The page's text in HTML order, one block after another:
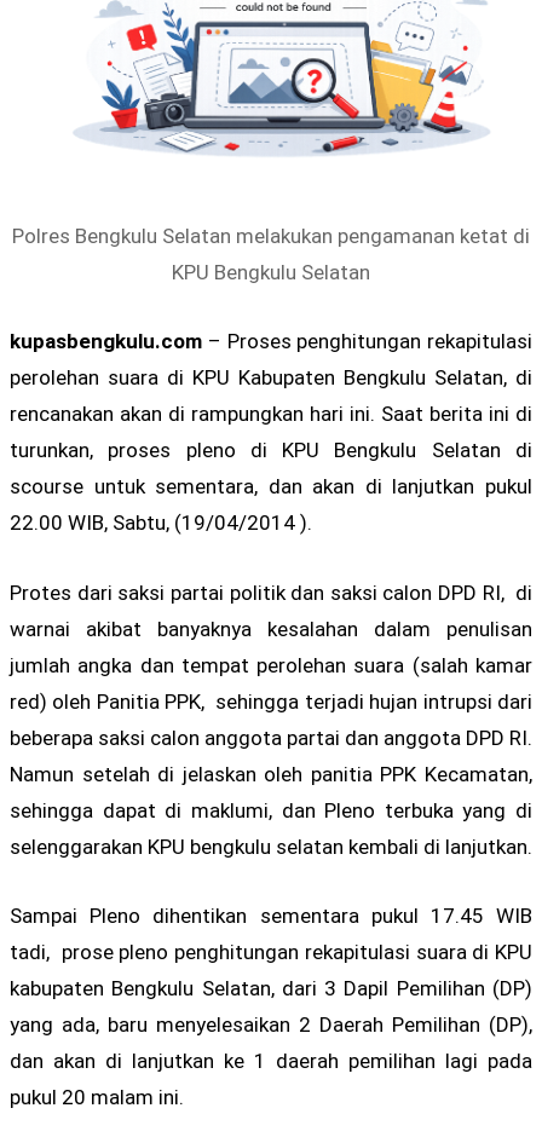
Polres Bengkulu Selatan melakukan pengamanan ketat di
KPU Bengkulu Selatan
kupasbengkulu.com – Proses penghitungan rekapitulasi
perolehan suara di KPU Kabupaten Bengkulu Selatan, di
rencanakan akan di rampungkan hari ini. Saat berita ini di
turunkan, proses pleno di KPU Bengkulu Selatan di
scourse untuk sementara, dan akan di lanjutkan pukul
22.00 WIB, Sabtu, (19/04/2014 ).
Protes dari saksi partai politik dan saksi calon DPD RI, di
warnai akibat banyaknya kesalahan dalam penulisan
jumlah angka dan tempat perolehan suara (salah kamar
red) oleh Panitia PPK, sehingga terjadi hujan intrupsi dari
beberapa saksi calon anggota partai dan anggota DPD RI.
Namun setelah di jelaskan oleh panitia PPK Kecamatan,
sehingga dapat di maklumi, dan Pleno terbuka yang di
selenggarakan KPU bengkulu selatan kembali di lanjutkan.
Sampai Pleno dihentikan sementara pukul 17.45 WIB
tadi, prose pleno penghitungan rekapitulasi suara di KPU
kabupaten Bengkulu Selatan, dari 3 Dapil Pemilihan (DP)
yang ada, baru menyelesaikan 2 Daerah Pemilihan (DP),
dan akan di lanjutkan ke 1 daerah pemilihan lagi pada
pukul 20 malam ini.